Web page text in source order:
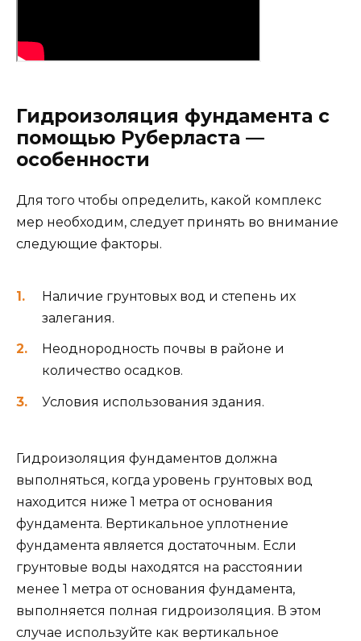
Гидроизоляция фундамента с
помощью Руберласта —
особенности
Для того чтобы определить, какой комплекс
мер необходим, следует принять во внимание
следующие факторы.
Наличие грунтовых вод и степень их
залегания.
Неоднородность почвы в районе и
количество осадков.
Условия использования здания.
Гидроизоляция фундаментов должна
выполняться, когда уровень грунтовых вод
находится ниже 1 метра от основания
фундамента. Вертикальное уплотнение
фундамента является достаточным. Если
грунтовые воды находятся на расстоянии
менее 1 метра от основания фундамента,
выполняется полная гидроизоляция. В этом
случае используйте как вертикальное